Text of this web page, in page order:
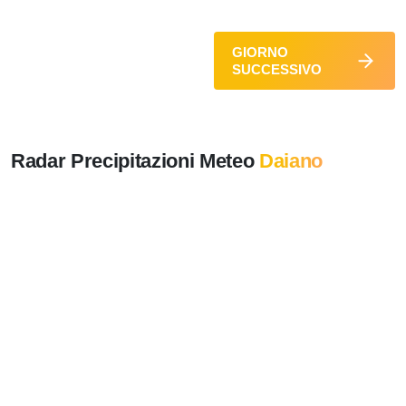
GIORNO
SUCCESSIVO
Radar Precipitazioni Meteo Daiano